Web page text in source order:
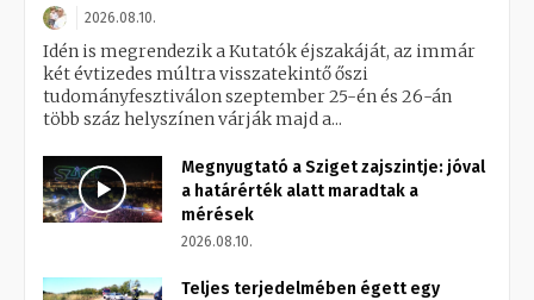
2026.08.10.
Idén is megrendezik a Kutatók éjszakáját, az immár
két évtizedes múltra visszatekintő őszi
tudományfesztiválon szeptember 25-én és 26-án
több száz helyszínen várják majd a...
Megnyugtató a Sziget zajszintje: jóval
a határérték alatt maradtak a
mérések
2026.08.10.
Teljes terjedelmében égett egy